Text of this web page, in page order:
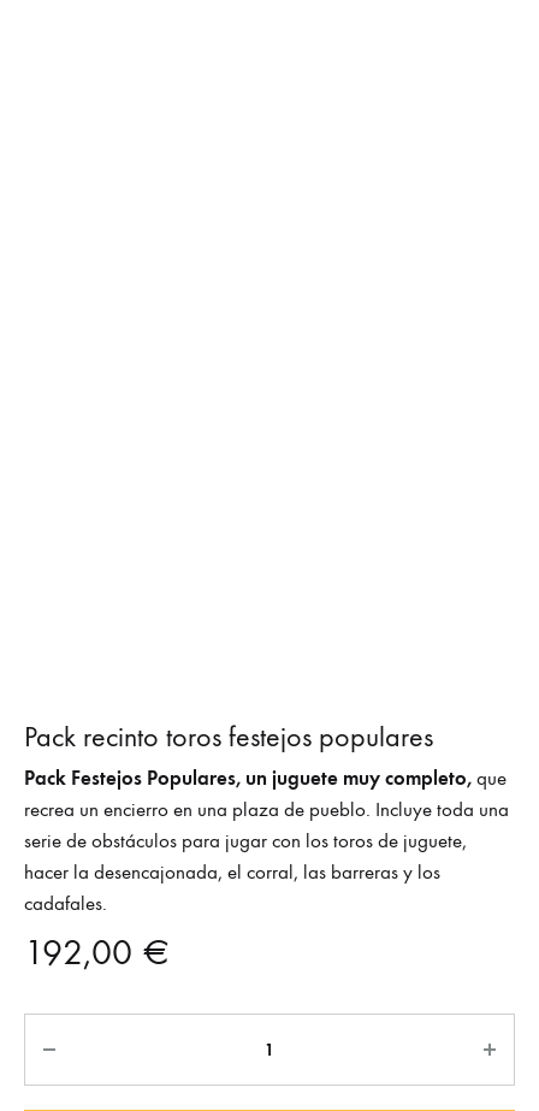
Pack recinto toros festejos populares
Pack Festejos Populares, un juguete muy completo, que
recrea un encierro en una plaza de pueblo. Incluye toda una
serie de obstáculos para jugar con los toros de juguete,
hacer la desencajonada, el corral, las barreras y los
cadafales.
192,00 €